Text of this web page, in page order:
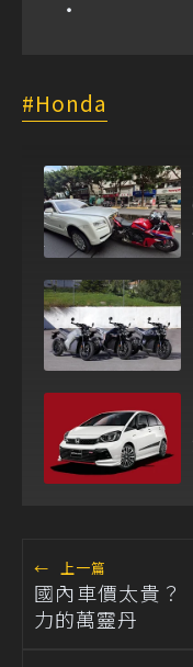
Honda
← 上一篇
國內車價太貴
力的萬靈丹